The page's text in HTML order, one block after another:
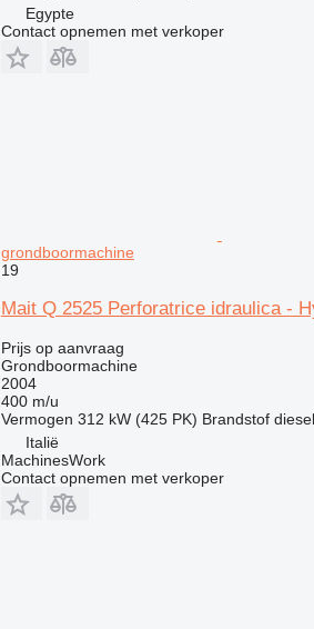
Egypte
Contact opnemen met verkoper
grondboormachine
19
Mait Q 2525 Perforatrice idraulica -
Prijs op aanvraag
Grondboormachine
2004
400 m/u
Vermogen 312 kW (425 PK) Brandstof diesel
Italië
MachinesWork
Contact opnemen met verkoper